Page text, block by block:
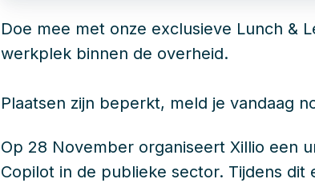
Doe mee met onze exclusieve Lunch &
werkplek binnen de overheid.
Plaatsen zijn beperkt, meld je vandaag
Op 28 November organiseert Xillio een
Copilot in de publieke sector. Tijdens